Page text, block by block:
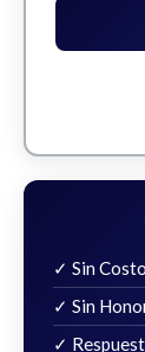
✓ Sin
✓ Sin
✓